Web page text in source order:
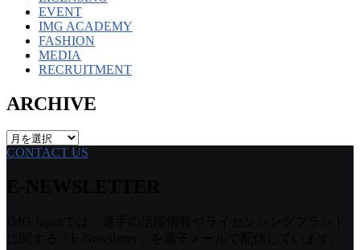
EVENT
IMG ACADEMY
FASHION
MEDIA
RECRUITMENT
ARCHIVE
ARCHIVE
CONTACT US